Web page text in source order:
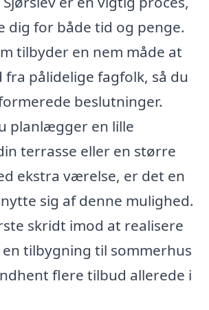
dig for både tid og penge.
tilbyder en nem måde at
pålidelige fagfolk, så du
beslutninger.
planlægger en lille
terrasse eller en større
ekstra værelse, er det en
sig af denne mulighed.
skridt imod at realisere
tilbygning til sommerhus
flere tilbud allerede i